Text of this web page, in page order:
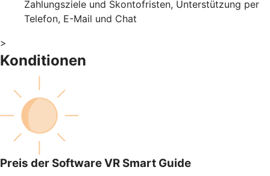
Zahlungsziele und Skontofristen, Unterstützung per
Telefon, E-Mail und Chat
>
Konditionen
Preis der Software VR Smart Guide